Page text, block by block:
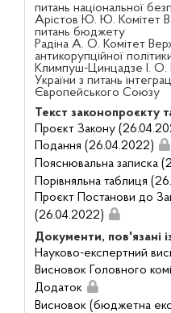
питань національної
Арістов Ю. Ю. Комітет
питань бюджету
Радіна А. О. Комітет
антикорупційної
Климпуш-Цинцадзе І. О.
України з питань
Європейського Союзу
Текст законопроєкту
Проєкт Закону
Подання (26.04.2022)
Пояснювальна записка
Порівняльна таблиця
Проєкт Постанови до
(26.04.2022)
Документи, пов'язані
Науково-експертний
Висновок Головного
Додаток
Висновок (бюджетна